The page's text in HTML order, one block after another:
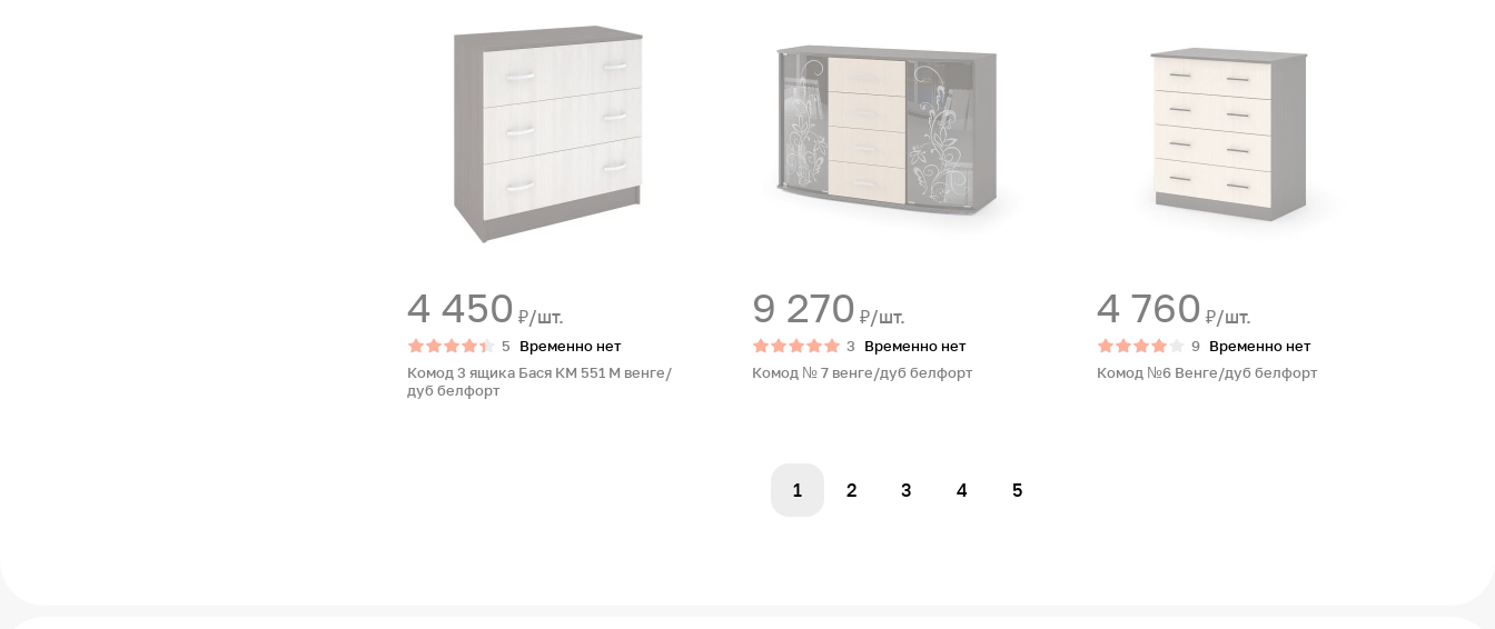
4 450 ₽/шт.
5
Временно нет
Комод 3 ящика Бася КМ 551 М венге/
дуб белфорт
9 270 ₽/шт.
3
Временно нет
Комод № 7 венге/дуб белфорт
4 760 ₽/шт.
9 Временно нет
Комод №6 Венге/дуб белфорт
1 2 3 4 5